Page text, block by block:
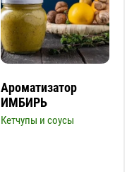
Ароматизатор
ИМБИРЬ
Кетчупы и соусы